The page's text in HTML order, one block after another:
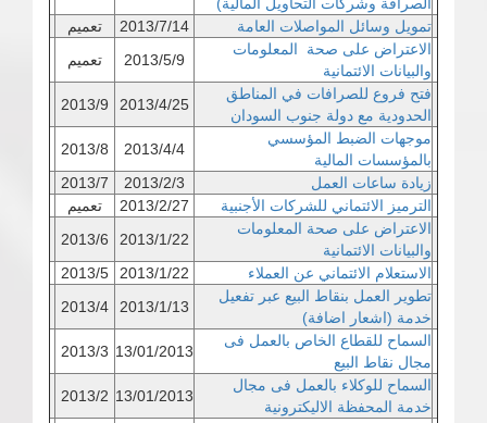
تمويل وسائل المواصلات العامة 2013/7/14
تعميم
الاعتراض على صحة المعلومات
والبيانات الائتمانية
2013/5/9
تعميم
فتح فروع للصرافات في المناطق
الحدودية مع دولة جنوب السودان
2013/4/25
2013/9
موجهات الضبط المؤسسي
بالمؤسسات المالية
2013/4/4
2013/8
زيادة ساعات العمل
2013/2/3
2013/7
الترميز الائتماني للشركات الأجنبية
2013/2/27
تعميم
الاعتراض على صحة المعلومات
والبيانات الائتمانية
2013/1/22
2013/6
الاستعلام الائتماني عن العملاء
2013/1/22
2013/5
تطوير العمل بنقاط البيع عبر تفعيل
خدمة (اشعار اضافة)
2013/1/13
2013/4
السماح للقطاع الخاص بالعمل فى
مجال نقاط البيع
13/01/2013
2013/3
السماح للوكلاء بالعمل فى مجال
خدمة المحفظة الاليكترونية
13/01/2013
2013/2